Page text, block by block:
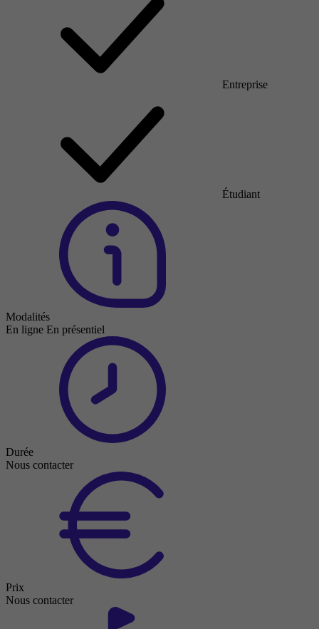
Entreprise
Étudiant
Modalités
En ligne En présentiel
Durée
Nous contacter
Prix
Nous contacter